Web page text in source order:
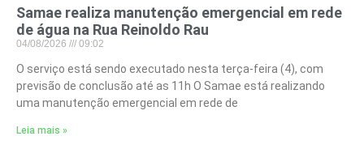
Samae realiza manutenção emergencial em rede
de água na Rua Reinoldo Rau
04/08/2026 09:02
O serviço está sendo executado nesta terça-feira (4), com
previsão de conclusão até as 11h O Samae está realizando
uma manutenção emergencial em rede de
Leia mais »